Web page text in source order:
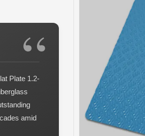
Plate 1.2-
amid